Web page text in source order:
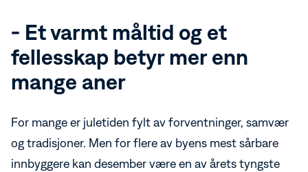
- Et varmt måltid og et
fellesskap betyr mer enn
mange aner
For mange er juletiden fylt av forventninger, samvær
og tradisjoner. Men for flere av byens mest sårbare
innbyggere kan desember være en av årets tyngste